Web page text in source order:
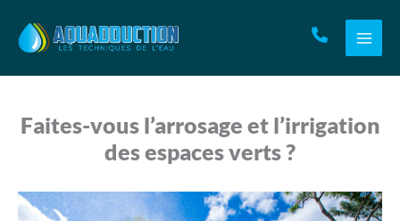
contenu
Faites-vous l’arrosage et l’irrigation
des espaces verts ?